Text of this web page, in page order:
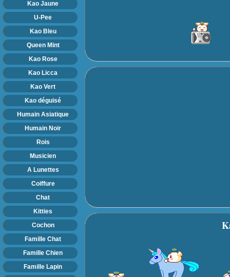
Kao Jaune
U-Pee
Kao Bleu
Queen Mint
Kao Rose
Kao Licca
Kao Vert
Kao déguisé
Humain Asiatique
Humain Noir
Rois
Musicien
A Lunettes
Coiffure
Chat
Kitties
Cochon
Famille Chat
Famille Chien
Famille Lapin